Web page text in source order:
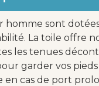
homme sont
La toile offre
les tenues
garder vos pieds
en cas de port